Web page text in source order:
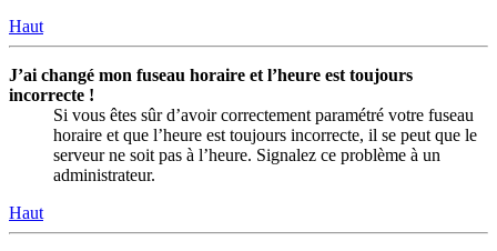
Haut
J’ai changé mon fuseau horaire et l’heure est toujours
incorrecte !
Si vous êtes sûr d’avoir correctement paramétré votre fuseau
horaire et que l’heure est toujours incorrecte, il se peut que le
serveur ne soit pas à l’heure. Signalez ce problème à un
administrateur.
Haut